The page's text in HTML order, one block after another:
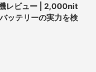
レビュー | 2,000nit
ッテリーの実力を検